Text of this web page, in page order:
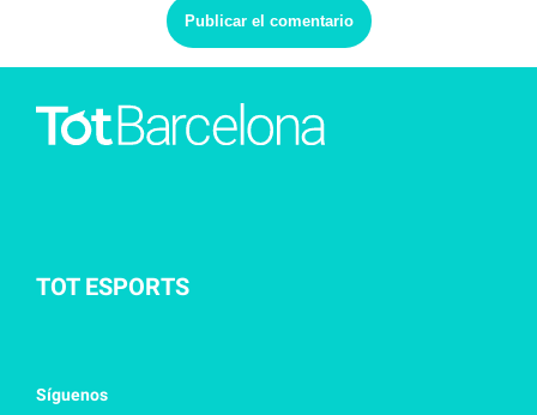
TOT ESPORTS
Síguenos